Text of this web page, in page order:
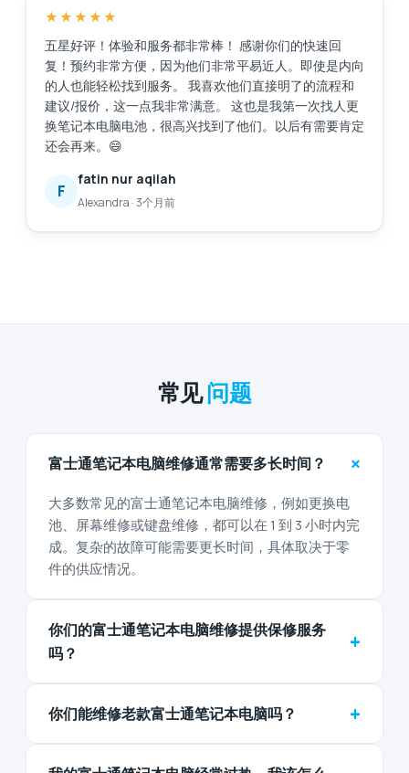
★★★★★
五星好评！体验和服务都非常棒！ 感谢你们的快速回
复！预约非常方便，因为他们非常平易近人。即使是内向
的人也能轻松找到服务。 我喜欢他们直接明了的流程和
建议/报价，这一点我非常满意。 这也是我第一次找人更
换笔记本电脑电池，很高兴找到了他们。以后有需要肯定
还会再来。😄
F
fatin nur aqilah
Alexandra ·3个月前
常见问题
富士通笔记本电脑维修通常需要多长时间？ +
大多数常见的富士通笔记本电脑维修，例如更换电
池、屏幕维修或键盘维修，都可以在 1 到 3 小时内完
成。复杂的故障可能需要更长时间，具体取决于零
件的供应情况。
你们的富士通笔记本电脑维修提供保修服务
吗？
+
你们能维修老款富士通笔记本电脑吗？ +